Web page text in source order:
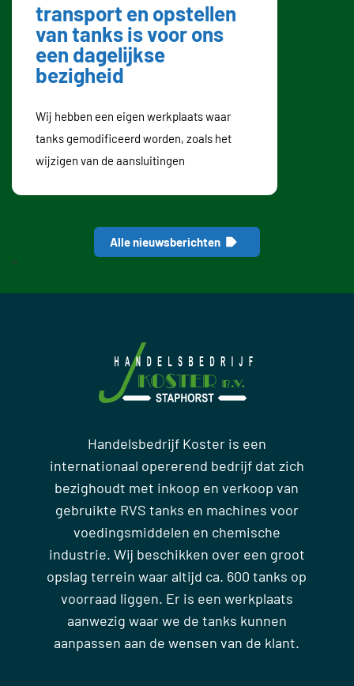
transport en opstellen
van tanks is voor ons
een dagelijkse
bezigheid
Wij hebben een eigen werkplaats waar
tanks gemodificeerd worden, zoals het
wijzigen van de aansluitingen
Alle nieuwsberichten
=
Handelsbedrijf Koster is een
internationaal opererend bedrijf dat zich
bezighoudt met inkoop en verkoop van
gebruikte RVS tanks en machines voor
voedingsmiddelen en chemische
industrie. Wij beschikken over een groot
opslag terrein waar altijd ca. 600 tanks op
voorraad liggen. Er is een werkplaats
aanwezig waar we de tanks kunnen
aanpassen aan de wensen van de klant.